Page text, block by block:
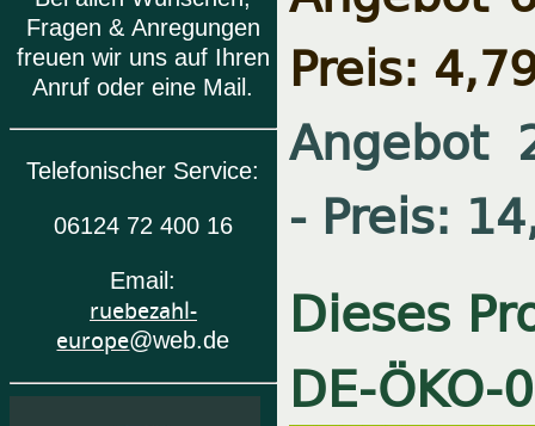
Fragen & Anregungen
freuen wir uns auf Ihren
Anruf oder eine Mail.
Telefonischer Service:
06124 72 400 16
Email:
ruebezahl-
europe@web.de
Preis:
Angebot
- Preis:
Dieses
DE-ÖKO-